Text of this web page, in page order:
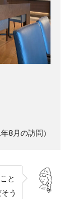
8月の訪問）
と
う